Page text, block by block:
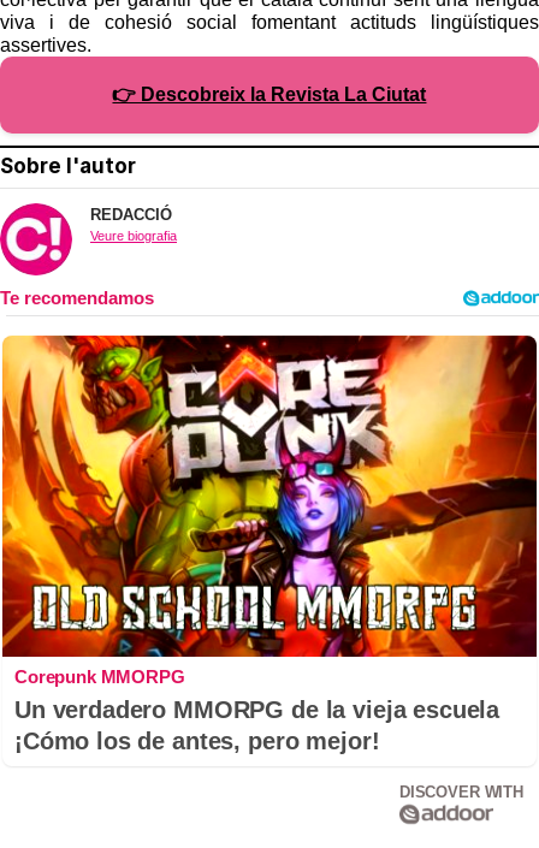
viva i de cohesió social fomentant actituds lingüístiques
assertives.
👉 Descobreix la Revista La Ciutat
Sobre l'autor
REDACCIÓ
Veure biografia
Corepunk MMORPG
Un verdadero MMORPG de la vieja escuela
¡Cómo los de antes, pero mejor!
DISCOVER WITH